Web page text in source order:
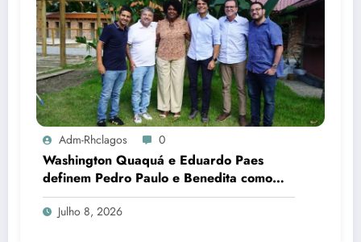
Adm-Rhclagos 0
Washington Quaquá e Eduardo Paes
definem Pedro Paulo e Benedita como
candidatos ao Senado no Rio
Julho 8, 2026